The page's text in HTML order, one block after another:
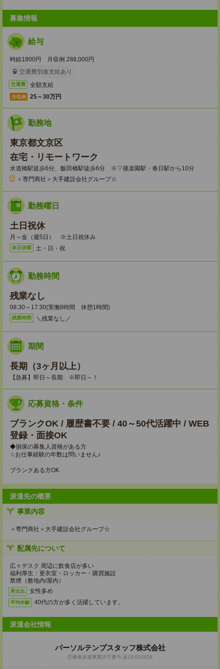
募集情報
給与
時給1800円 月収例 288,000円
交通費別途支給あり
交通費 全額支給
月収例 25～30万円
勤務地
東京都文京区
在宅・リモートワーク
水道橋駅徒歩6分、飯田橋駅徒歩6分 ※▽後楽園駅・春日駅から10分
＜専門商社＞大手建設会社グループ☆
勤務曜日
土日祝休
月～金（週5日） ※土日祝休み
休日休暇 土・日・祝
勤務時間
残業なし
08:30～17:30(実働8時間 休憩1時間)
残業時間 ＼残業なし／
期間
長期（3ヶ月以上）
【急募】即日～長期 ※即日～！
応募資格・条件
ブランクOK / 履歴書不要 / 40～50代活躍中 / WEB
登録・面接OK
◆損保の募集人資格がある方
☆お仕事経験の年数は問いません♪
ブランクある方OK
派遣先の概要
事業内容
＜専門商社＞大手建設会社グループ☆
配属先について
広々デスク 周辺に飲食店が多い
福利厚生：更衣室・ロッカー・購買施設
禁煙（敷地内/屋内）
男女比 女性多め
平均年齢 40代の方が多く活躍しています。
派遣会社情報
パーソルテンプスタッフ株式会社
労働者派遣事業許可番号:派13-010026